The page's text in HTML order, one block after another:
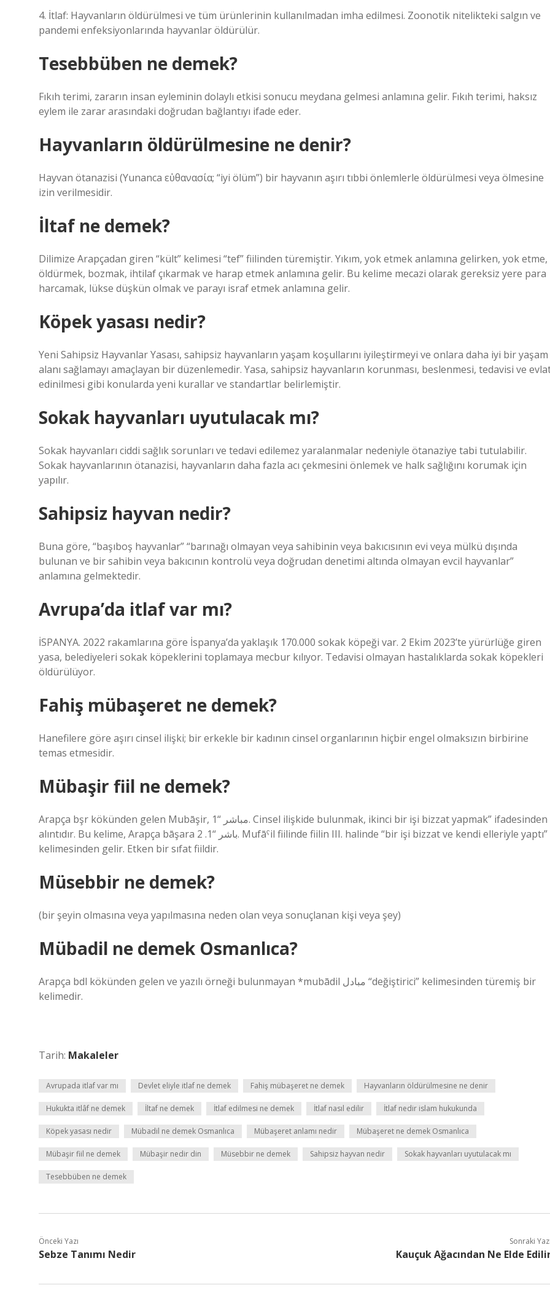
4. İtlaf: Hayvanların öldürülmesi ve tüm ürünlerinin kullanılmadan imha edilmesi. Zoonotik nitelikteki salgın ve
pandemi enfeksiyonlarında hayvanlar öldürülür.
Tesebbüben ne demek?
Fıkıh terimi, zararın insan eyleminin dolaylı etkisi sonucu meydana gelmesi anlamına gelir. Fıkıh terimi, haksız
eylem ile zarar arasındaki doğrudan bağlantıyı ifade eder.
Hayvanların öldürülmesine ne denir?
Hayvan ötanazisi (Yunanca εὐθανασία; “iyi ölüm”) bir hayvanın aşırı tıbbi önlemlerle öldürülmesi veya ölmesine
izin verilmesidir.
İltaf ne demek?
Dilimize Arapçadan giren “kült” kelimesi “tef” fiilinden türemiştir. Yıkım, yok etmek anlamına gelirken, yok etme,
öldürmek, bozmak, ihtilaf çıkarmak ve harap etmek anlamına gelir. Bu kelime mecazi olarak gereksiz yere para
harcamak, lükse düşkün olmak ve parayı israf etmek anlamına gelir.
Köpek yasası nedir?
Yeni Sahipsiz Hayvanlar Yasası, sahipsiz hayvanların yaşam koşullarını iyileştirmeyi ve onlara daha iyi bir yaşam
alanı sağlamayı amaçlayan bir düzenlemedir. Yasa, sahipsiz hayvanların korunması, beslenmesi, tedavisi ve
edinilmesi gibi konularda yeni kurallar ve standartlar belirlemiştir.
Sokak hayvanları uyutulacak mı?
Sokak hayvanları ciddi sağlık sorunları ve tedavi edilemez yaralanmalar nedeniyle ötanaziye tabi tutulabilir.
Sokak hayvanlarının ötanazisi, hayvanların daha fazla acı çekmesini önlemek ve halk sağlığını korumak için
yapılır.
Sahipsiz hayvan nedir?
Buna göre, “başıboş hayvanlar” “barınağı olmayan veya sahibinin veya bakıcısının evi veya mülkü dışında
bulunan ve bir sahibin veya bakıcının kontrolü veya doğrudan denetimi altında olmayan evcil hayvanlar”
anlamına gelmektedir.
Avrupa’da itlaf var mı?
İSPANYA. 2022 rakamlarına göre İspanya’da yaklaşık 170.000 sokak köpeği var. 2 Ekim 2023’te yürürlüğe giren
yasa, belediyeleri sokak köpeklerini toplamaya mecbur kılıyor. Tedavisi olmayan hastalıklarda sokak köpekleri
öldürülüyor.
Fahiş mübaşeret ne demek?
Hanefilere göre aşırı cinsel ilişki; bir erkekle bir kadının cinsel organlarının hiçbir engel olmaksızın birbirine
temas etmesidir.
Mübaşir fiil ne demek?
Arapça bşr kökünden gelen Mubāşir, مباشر “1. Cinsel ilişkide bulunmak, ikinci bir işi bizzat yapmak” ifadesinden
alıntıdır. Bu kelime, Arapça bāşara باشر “1. 2. Mufāˁil fiilinde fiilin III. halinde “bir işi bizzat ve kendi elleriyle yaptı”
kelimesinden gelir. Etken bir sıfat fiildir.
Müsebbir ne demek?
(bir şeyin olmasına veya yapılmasına neden olan veya sonuçlanan kişi veya şey)
Mübadil ne demek Osmanlıca?
Arapça bdl kökünden gelen ve yazılı örneği bulunmayan *mubādil مبادل “değiştirici” kelimesinden türemiş bir
kelimedir.
Tarih: Makaleler
Avrupada itlaf var mı Devlet eliyle itlaf ne demek Fahiş mübaşeret ne demek Hayvanların öldürülmesine ne denir
Hukukta itlâf ne demek İltaf ne demek İtlaf edilmesi ne demek İtlaf nasıl edilir İtlaf nedir islam hukukunda
Köpek yasası nedir Mübadil ne demek Osmanlıca Mübaşeret anlamı nedir Mübaşeret ne demek Osmanlıca
Mübaşir fiil ne demek Mübaşir nedir din Müsebbir ne demek Sahipsiz hayvan nedir Sokak hayvanları uyutulacak mı
Tesebbüben ne demek
Önceki Yazı
Sebze Tanımı Nedir
Sonraki
Kauçuk Ağacından Ne Elde